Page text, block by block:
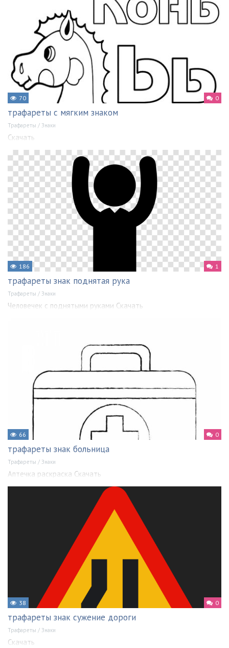
70 0
трафареты с мягким знаком
Трафареты / Знаки
Скачать
186 1
трафареты знак поднятая рука
Трафареты / Знаки
Человечек с поднятыми руками Скачать
66 0
трафареты знак больница
Трафареты / Знаки
Аптечка раскраска Скачать
38 0
трафареты знак сужение дороги
Трафареты / Знаки
Скачать